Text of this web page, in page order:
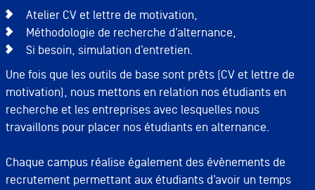
Atelier CV et lettre de motivation,
Méthodologie de recherche d’alternance,
Si besoin, simulation d’entretien.
Une fois que les outils de base sont prêts (CV et lettre de
motivation), nous mettons en relation nos étudiants en
recherche et les entreprises avec lesquelles nous
travaillons pour placer nos étudiants en alternance.
Chaque campus réalise également des évènements de
recrutement permettant aux étudiants d’avoir un temps